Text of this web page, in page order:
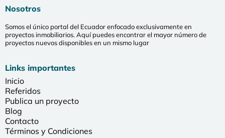
Nosotros
Somos el único portal del Ecuador enfocado exclusivamente en
proyectos inmobiliarios. Aquí puedes encontrar el mayor número de
proyectos nuevos disponibles en un mismo lugar
Links importantes
Inicio
Referidos
Publica un proyecto
Blog
Contacto
Términos y Condiciones